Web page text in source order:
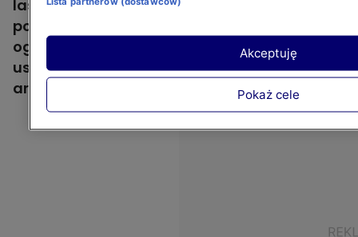
las mieszany. Z boku ogrodu dominują dwa
połączone ze sobą stawy, jest tu też sauna
ogrodowa i placyk z fińską banią. Dom
usytuowano zgodnie z chińską sztuką
aranżacji przestrzeni feng-shui.Pokaż cele
Akceptuję